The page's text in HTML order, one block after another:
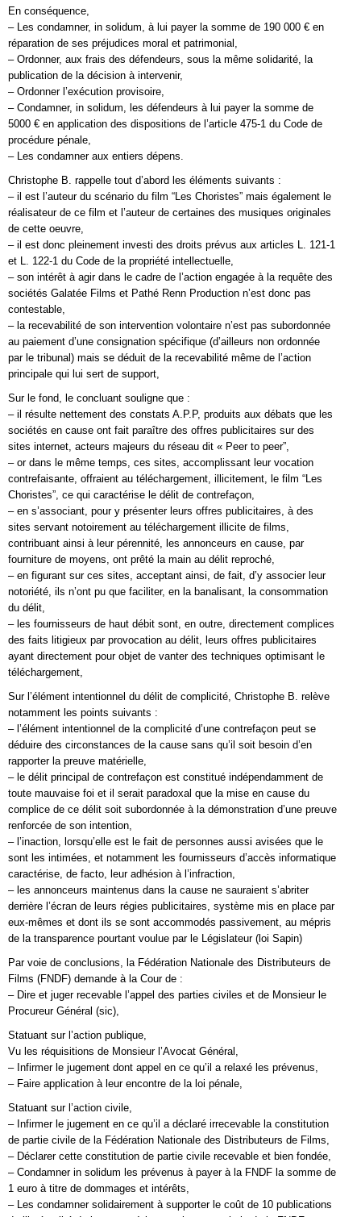
En conséquence,
– Les condamner, in solidum, à lui payer la somme de 190 000 € en
réparation de ses préjudices moral et patrimonial,
– Ordonner, aux frais des défendeurs, sous la même solidarité, la
publication de la décision à intervenir,
– Ordonner l’exécution provisoire,
– Condamner, in solidum, les défendeurs à lui payer la somme de
5000 € en application des dispositions de l’article 475-1 du Code de
procédure pénale,
– Les condamner aux entiers dépens.
Christophe B. rappelle tout d’abord les éléments suivants :
– il est l’auteur du scénario du film “Les Choristes” mais également le
réalisateur de ce film et l’auteur de certaines des musiques originales
de cette oeuvre,
– il est donc pleinement investi des droits prévus aux articles L. 121-1
et L. 122-1 du Code de la propriété intellectuelle,
– son intérêt à agir dans le cadre de l’action engagée à la requête des
sociétés Galatée Films et Pathé Renn Production n’est donc pas
contestable,
– la recevabilité de son intervention volontaire n’est pas subordonnée
au paiement d’une consignation spécifique (d’ailleurs non ordonnée
par le tribunal) mais se déduit de la recevabilité même de l’action
principale qui lui sert de support,
Sur le fond, le concluant souligne que :
– il résulte nettement des constats A.P.P, produits aux débats que les
sociétés en cause ont fait paraître des offres publicitaires sur des
sites internet, acteurs majeurs du réseau dit « Peer to peer”,
– or dans le même temps, ces sites, accomplissant leur vocation
contrefaisante, offraient au téléchargement, illicitement, le film “Les
Choristes”, ce qui caractérise le délit de contrefaçon,
– en s’associant, pour y présenter leurs offres publicitaires, à des
sites servant notoirement au téléchargement illicite de films,
contribuant ainsi à leur pérennité, les annonceurs en cause, par
fourniture de moyens, ont prêté la main au délit reproché,
– en figurant sur ces sites, acceptant ainsi, de fait, d’y associer leur
notoriété, ils n’ont pu que faciliter, en la banalisant, la consommation
du délit,
– les fournisseurs de haut débit sont, en outre, directement complices
des faits litigieux par provocation au délit, leurs offres publicitaires
ayant directement pour objet de vanter des techniques optimisant le
téléchargement,
Sur l’élément intentionnel du délit de complicité, Christophe B. relève
notamment les points suivants :
– l’élément intentionnel de la complicité d’une contrefaçon peut se
déduire des circonstances de la cause sans qu’il soit besoin d’en
rapporter la preuve matérielle,
– le délit principal de contrefaçon est constitué indépendamment de
toute mauvaise foi et il serait paradoxal que la mise en cause du
complice de ce délit soit subordonnée à la démonstration d’une preuve
renforcée de son intention,
– l’inaction, lorsqu’elle est le fait de personnes aussi avisées que le
sont les intimées, et notamment les fournisseurs d’accès informatique
caractérise, de facto, leur adhésion à l’infraction,
– les annonceurs maintenus dans la cause ne sauraient s’abriter
derrière l’écran de leurs régies publicitaires, système mis en place par
eux-mêmes et dont ils se sont accommodés passivement, au mépris
de la transparence pourtant voulue par le Législateur (loi Sapin)
Par voie de conclusions, la Fédération Nationale des Distributeurs de
Films (FNDF) demande à la Cour de :
– Dire et juger recevable l’appel des parties civiles et de Monsieur le
Procureur Général (sic),
Statuant sur l’action publique,
Vu les réquisitions de Monsieur l’Avocat Général,
– Infirmer le jugement dont appel en ce qu’il a relaxé les prévenus,
– Faire application à leur encontre de la loi pénale,
Statuant sur l’action civile,
– Infirmer le jugement en ce qu’il a déclaré irrecevable la constitution
de partie civile de la Fédération Nationale des Distributeurs de Films,
– Déclarer cette constitution de partie civile recevable et bien fondée,
– Condamner in solidum les prévenus à payer à la FNDF la somme de
1 euro à titre de dommages et intérêts,
– Les condamner solidairement à supporter le coût de 10 publications